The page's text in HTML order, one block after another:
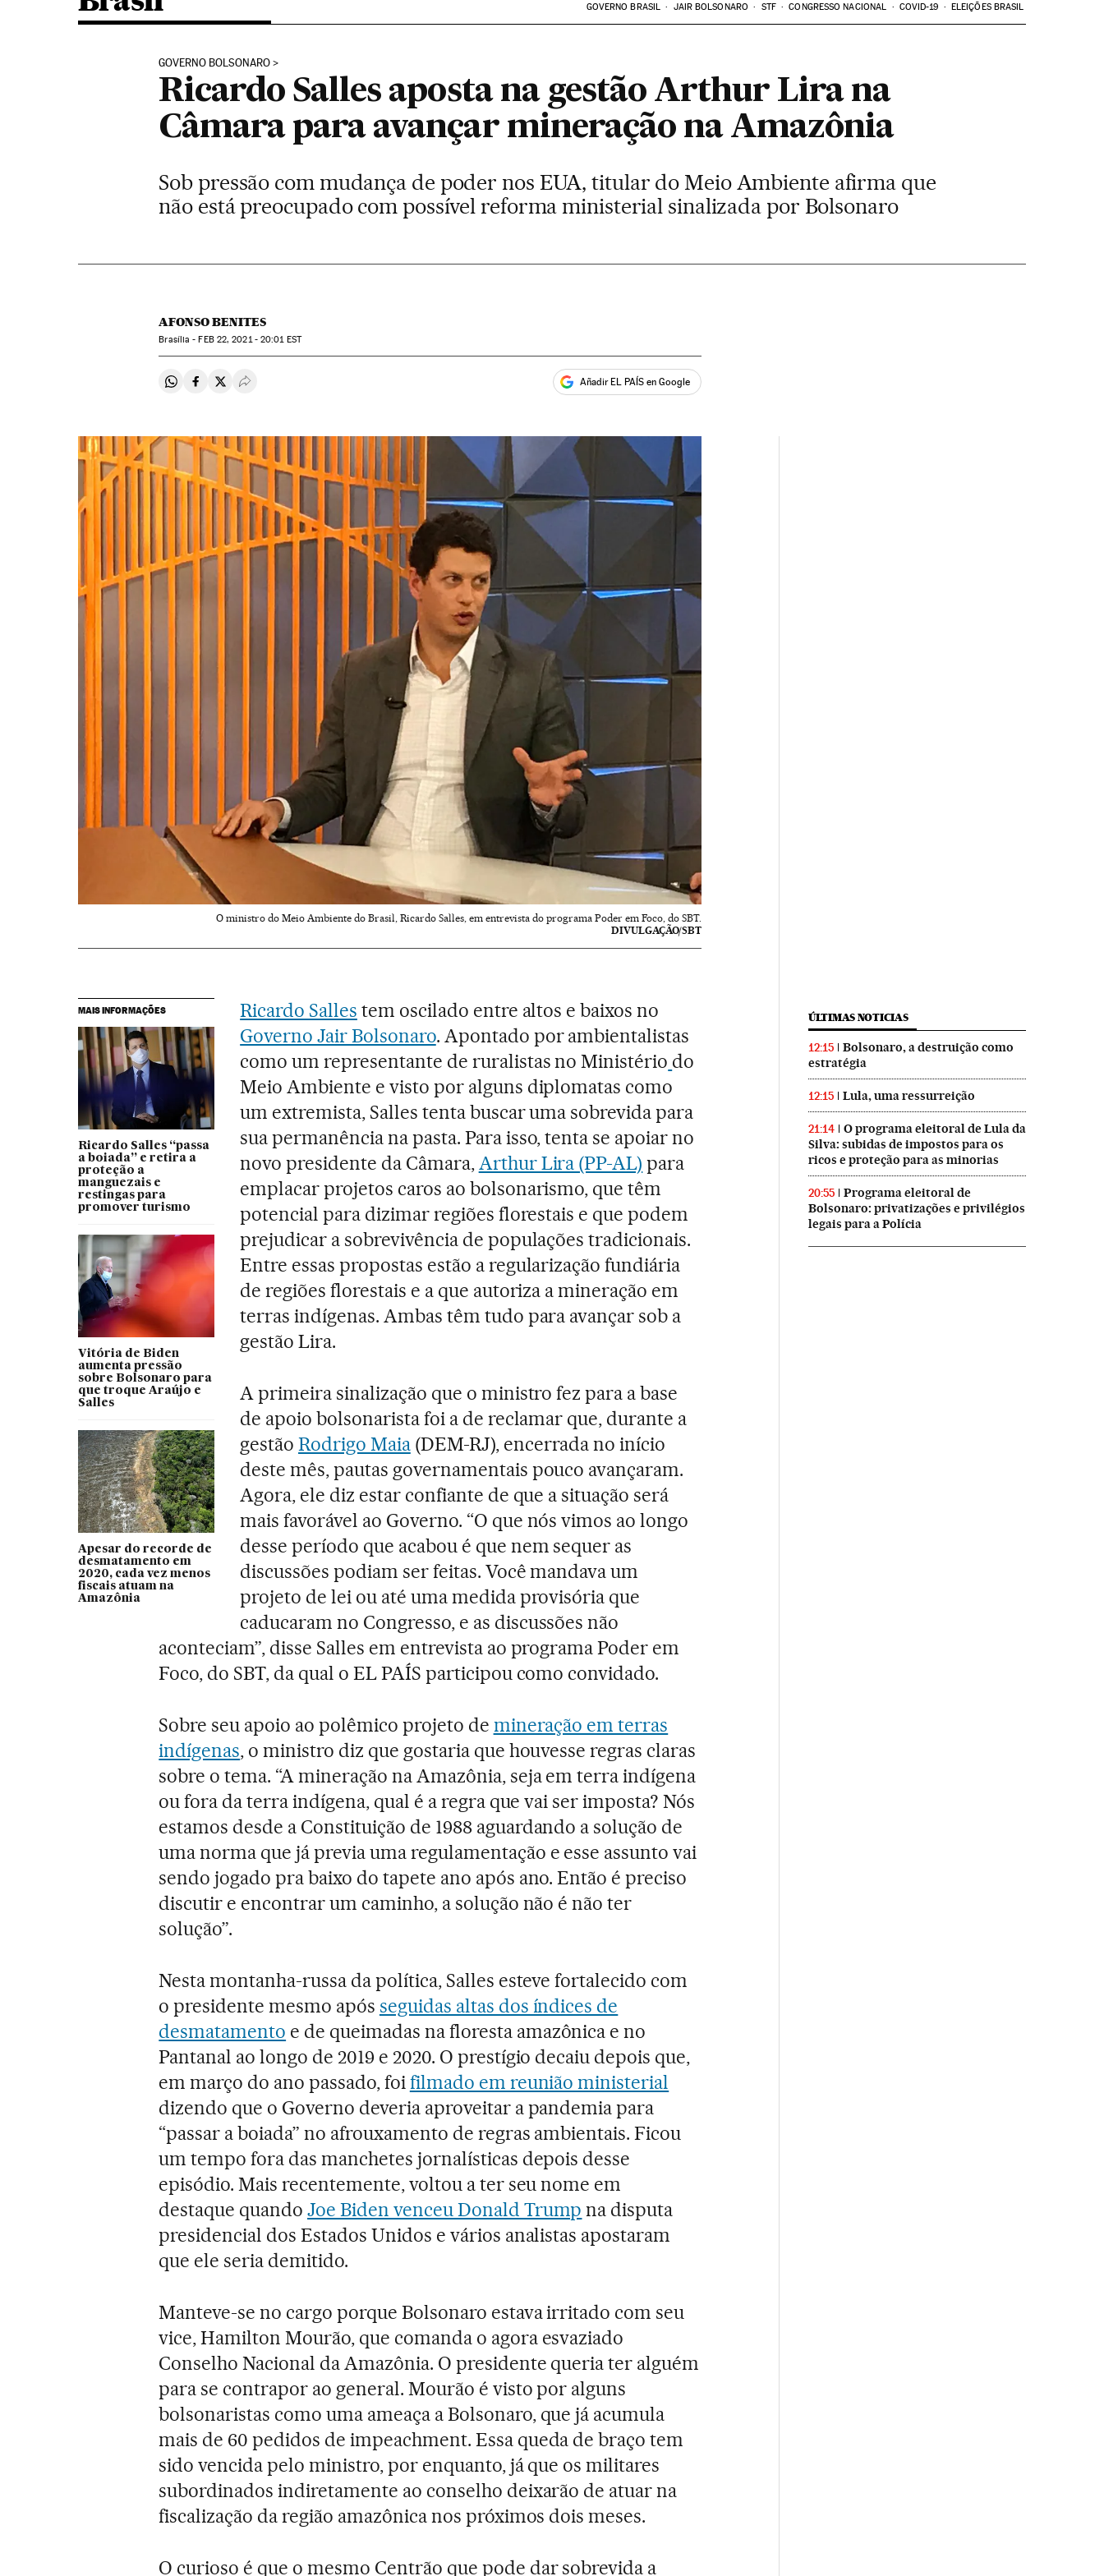
GOVERNO BRASIL JAIR BOLSONARO STF CONGRESSO NACIONAL COVID-19 ELEIÇÕES BRASIL
GOVERNO BOLSONARO
Ricardo Salles aposta na gestão Arthur Lira na
Câmara para avançar mineração na Amazônia
Sob pressão com mudança de poder nos EUA, titular do Meio Ambiente afirma que
não está preocupado com possível reforma ministerial sinalizada por Bolsonaro
AFONSO BENITES
Brasília -FEB22, 2021 - 20:01EST
Compartir en Whatsapp
Compartir en Facebook
Compartir en Twitter
Desplegar Redes Sociales Añadir EL PAÍS en Google
O ministro do Meio Ambiente do Brasil, Ricardo Salles, em entrevista do programa Poder em Foco, do SBT.
DIVULGAÇÃO/SBT
MAIS INFORMAÇÕES
Ricardo Salles “passa
a boiada” e retira a
proteção a
manguezais e
restingas para
promover turismo
Vitória de Biden
aumenta pressão
sobre Bolsonaro para
que troque Araújo e
Salles
Apesar do recorde de
desmatamento em
2020, cada vez menos
fiscais atuam na
Amazônia
Ricardo Salles tem oscilado entre altos e baixos no
Governo Jair Bolsonaro. Apontado por ambientalistas
como um representante de ruralistas no Ministério do
Meio Ambiente e visto por alguns diplomatas como
um extremista, Salles tenta buscar uma sobrevida para
sua permanência na pasta. Para isso, tenta se apoiar no
novo presidente da Câmara,Arthur Lira (PP-AL) para
emplacar projetos caros ao bolsonarismo, que têm
potencial para dizimar regiões florestais e que podem
prejudicar a sobrevivência de populações tradicionais.
Entre essas propostas estão a regularização fundiária
de regiões florestais e a que autoriza a mineração em
terras indígenas. Ambas têm tudo para avançar sob a
gestão Lira.
A primeira sinalização que o ministro fez para a base
de apoio bolsonarista foi a de reclamar que, durante a
gestãoRodrigo Maia(DEM-RJ), encerrada no início
deste mês, pautas governamentais pouco avançaram.
Agora, ele diz estar confiante de que a situação será
mais favorável ao Governo. “O que nós vimos ao longo
desse período que acabou é que nem sequer as
discussões podiam ser feitas. Você mandava um
projeto de lei ou até uma medida provisória que
caducaram no Congresso, e as discussões não
aconteciam”, disse Salles em entrevista ao programa Poder em
Foco, do SBT, da qual o EL PAÍS participou como convidado.
Sobre seu apoio ao polêmico projeto de mineração em terras
indígenas, o ministro diz que gostaria que houvesse regras claras
sobre o tema. “A mineração na Amazônia, seja em terra indígena
ou fora da terra indígena, qual é a regra que vai ser imposta? Nós
estamos desde a Constituição de 1988 aguardando a solução de
uma norma que já previa uma regulamentação e esse assunto vai
sendo jogado pra baixo do tapete ano após ano. Então é preciso
discutir e encontrar um caminho, a solução não é não ter
solução”.
Nesta montanha-russa da política, Salles esteve fortalecido com
o presidente mesmo após seguidas altas dos índices de
desmatamento e de queimadas na floresta amazônica e no
Pantanal ao longo de 2019 e 2020. O prestígio decaiu depois que,
em março do ano passado, foifilmado em reunião ministerial
dizendo que o Governo deveria aproveitar a pandemia para
“passar a boiada” no afrouxamento de regras ambientais. Ficou
um tempo fora das manchetes jornalísticas depois desse
episódio. Mais recentemente, voltou a ter seu nome em
destaque quandoJoe Biden venceu Donald Trump na disputa
presidencial dos Estados Unidos e vários analistas apostaram
que ele seria demitido.
Manteve-se no cargo porque Bolsonaro estava irritado com seu
vice, Hamilton Mourão, que comanda o agora esvaziado
Conselho Nacional da Amazônia. O presidente queria ter alguém
para se contrapor ao general. Mourão é visto por alguns
bolsonaristas como uma ameaça a Bolsonaro, que já acumula
mais de 60 pedidos de impeachment. Essa queda de braço tem
sido vencida pelo ministro, por enquanto, já que os militares
subordinados indiretamente ao conselho deixarão de atuar na
fiscalização da região amazônica nos próximos dois meses.
O curioso é que o mesmo Centrão que pode dar sobrevida a
ÚLTIMAS NOTICIAS
12:15
Bolsonaro, a destruição como
estratégia
12:15 Lula, uma ressurreição
21:14
O programa eleitoral de Lula da
Silva: subidas de impostos para os
ricos e proteção para as minorias
20:55
Programa eleitoral de
Bolsonaro: privatizações e privilégios
legais para a Polícia